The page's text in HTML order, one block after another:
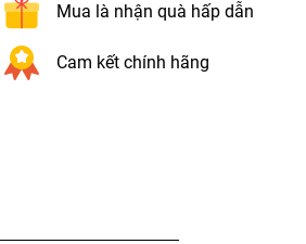
Mua là nhận quà hấp dẫn
Cam kết chính hãng